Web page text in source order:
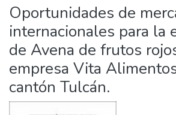
Estadísticas Externas
Manuales
Oportunidades de
internacionales para la
de Avena de frutos
empresa Vita
cantón Tulcán.